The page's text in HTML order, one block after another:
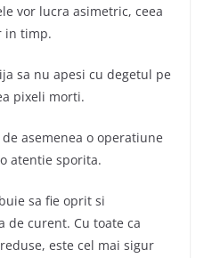
vor lucra asimetric, ceea
in timp.
sa nu apesi cu degetul pe
pixeli morti.
asemenea o operatiune
atentie sporita.
sa fie oprit si
de curent. Cu toate ca
este cel mai sigur